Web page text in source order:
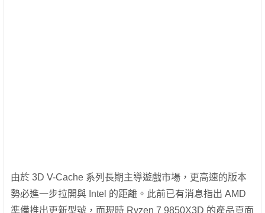
由於 3D V-Cache 系列長期主導遊戲市場，更高速的版本
勢必進一步拉開與 Intel 的距離。此前已有消息指出 AMD
準備推出更新型號，而現時 Ryzen 7 9850X3D 的產品頁面